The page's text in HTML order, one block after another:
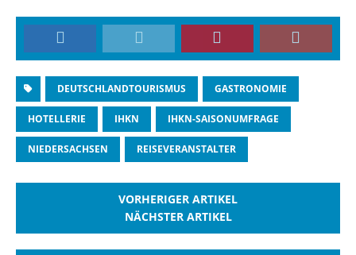
DEUTSCHLANDTOURISMUS GASTRONOMIE
HOTELLERIE IHKN IHKN-SAISONUMFRAGE
NIEDERSACHSEN REISEVERANSTALTER
VORHERIGER ARTIKEL
NÄCHSTER ARTIKEL